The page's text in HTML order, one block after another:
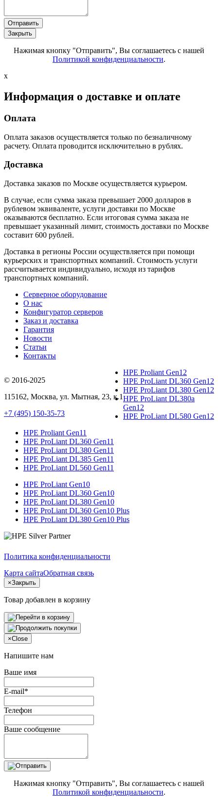
Отправить
Закрыть
Нажимая кнопку "Отправить", Вы соглашаетесь с нашей
Политикой конфиденциальности.
x
Информация о доставке и оплате
Оплата
Оплата заказов осуществляется только по безналичному
расчету. Оплата проводится исключительно в рублях.
Доставка
Доставка заказов по Москве осуществляется курьером.
В случае, если сумма заказа превышает 2000 долларов в
рублевом эквиваленте, услуги доставки по Москве
оказываются бесплатно. Если итоговая сумма заказа не
превышает указанный лимит, стоимость доставки по Москве
составит 600 рублей.
Доставка в регионы России осуществляется при помощи
курьерских и транспортных компаний. Стоимость услуги
рассчитывается индивидуально, исходя из тарифов
транспортных компаний.
Серверное оборудование
О нас
Конфигуратор серверов
Заказ и доставка
Гарантия
Новости
Статьи
Контакты
© 2016-2025
115162, Москва, ул. Мытная, 23, к.1
+7 (495) 150-35-73
HPE Proliant Gen12
HPE ProLiant DL360 Gen12
HPE ProLiant DL380 Gen12
HPE ProLiant DL380a
Gen12
HPE ProLiant DL580 Gen12
HPE Proliant Gen11
HPE ProLiant DL360 Gen11
HPE ProLiant DL380 Gen11
HPE ProLiant DL385 Gen11
HPE ProLiant DL560 Gen11
HPE ProLiant Gen10
HPE ProLiant DL360 Gen10
HPE ProLiant DL380 Gen10
HPE ProLiant DL360 Gen10 Plus
HPE ProLiant DL380 Gen10 Plus
Политика конфиденциальности
Карта сайтаОбратная связь
×Закрыть
Товар добавлен в корзину
×Close
Напишите нам
Ваше имя
E-mail*
Телефон
Ваше сообщение
Нажимая кнопку "Отправить", Вы соглашаетесь с нашей
Политикой конфиденциальности.